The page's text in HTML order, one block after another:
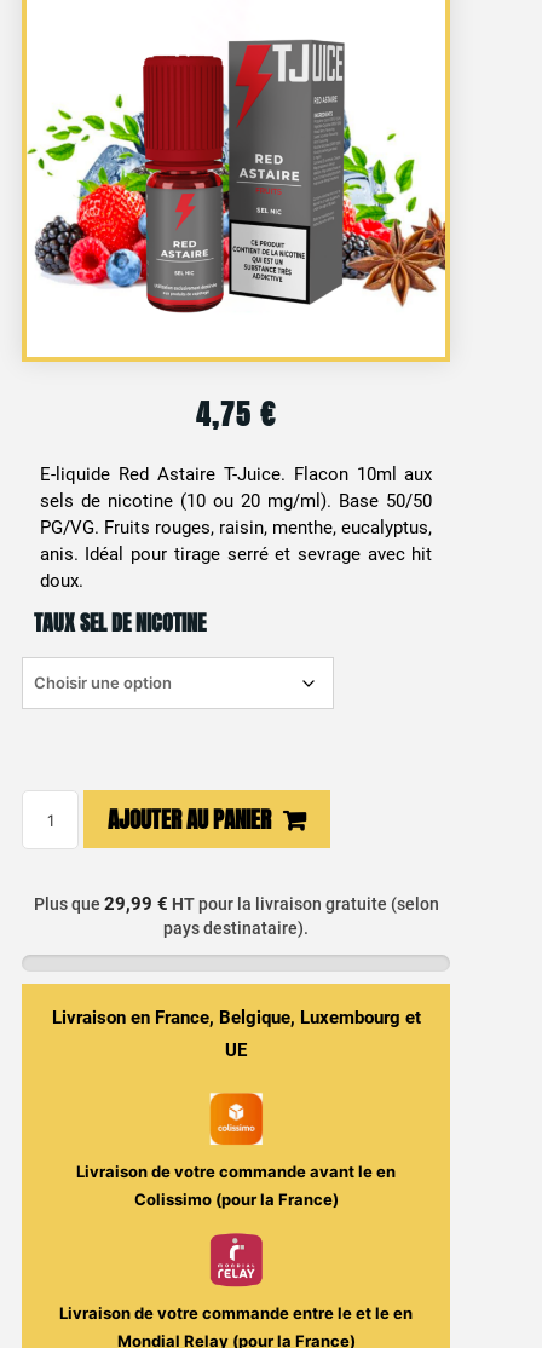
4,75 €
E-liquide Red Astaire T-Juice. Flacon 10ml aux
sels de nicotine (10 ou 20 mg/ml). Base 50/50
PG/VG. Fruits rouges, raisin, menthe, eucalyptus,
anis. Idéal pour tirage serré et sevrage avec hit
doux.
TAUX SEL DE NICOTINE
liquide
Rouges,
Raisin,
Anis
Astaire
Juice
AJOUTER AU PANIER
Plus que 29,99 € HTpour la livraison gratuite (selon
pays destinataire).
Livraison en France, Belgique, Luxembourg et
UE
Livraison de votre commande avant leen
Colissimo (pour la France)
Livraison de votre commande entre leet leen
Mondial Relay (pour la France)